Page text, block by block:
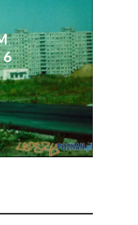
6